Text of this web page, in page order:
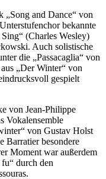
„Song and Dance“ von
bekannte
(Charles Wesley)
Auch solistische
die „Passacaglia“ von
„Der Winter“ von
gespielt
von Jean-Philippe
Vokalensemble
von Gustav Holst
Barratier besondere
Moment war außerdem
durch den